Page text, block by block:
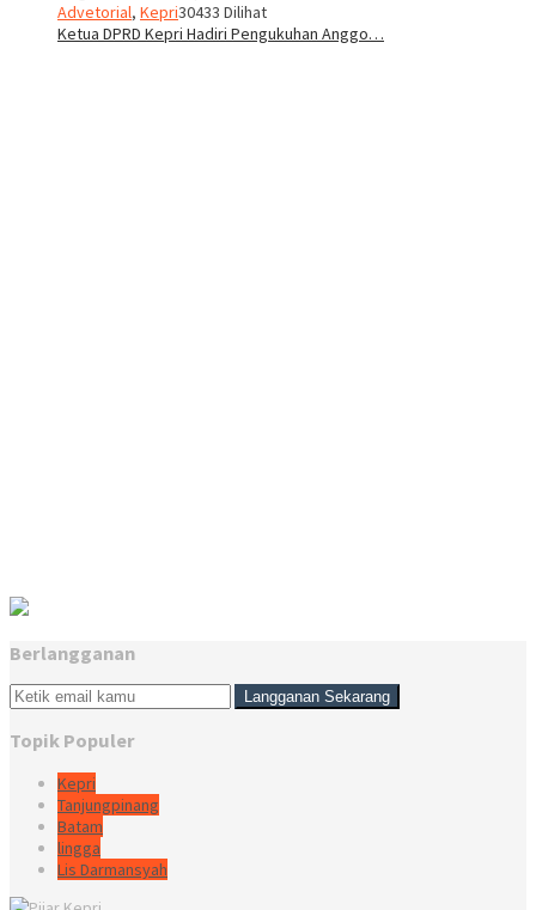
Advetorial, Kepri30433 Dilihat
Ketua DPRD Kepri Hadiri Pengukuhan Anggo…
Berlangganan
Topik Populer
Kepri
Tanjungpinang
Batam
lingga
Lis Darmansyah